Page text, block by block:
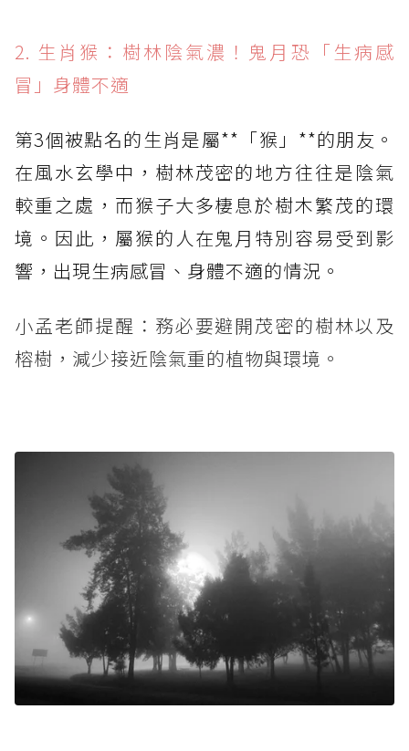
2. 生肖猴：樹林陰氣濃！鬼月恐「生病感
冒」身體不適
第3個被點名的生肖是屬**「猴」**的朋友。
在風水玄學中，樹林茂密的地方往往是陰氣
較重之處，而猴子大多棲息於樹木繁茂的環
境。因此，屬猴的人在鬼月特別容易受到影
響，出現生病感冒、身體不適的情況。
小孟老師提醒：務必要避開茂密的樹林以及
榕樹，減少接近陰氣重的植物與環境。